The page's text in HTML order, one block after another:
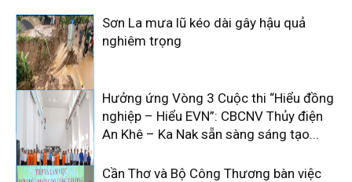
Sơn La mưa lũ kéo dài gây hậu quả
nghiêm trọng
Hưởng ứng Vòng 3 Cuộc thi “Hiểu đồng
nghiệp – Hiểu EVN”: CBCNV Thủy điện
An Khê – Ka Nak sẵn sàng sáng tạo...
Cần Thơ và Bộ Công Thương bàn việc